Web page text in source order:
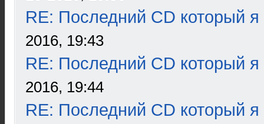
RE: Последний CD который я
2016, 19:43
RE: Последний CD который я
2016, 19:44
RE: Последний CD который я